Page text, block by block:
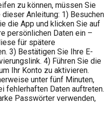
zu können, müssen Sie
Anleitung: 1) Besuchen
die App und klicken Sie auf
persönlichen Daten ein –
für spätere
3) Bestätigen Sie Ihre E-
4) Führen Sie die
Ihr Konto zu aktivieren.
unter fünf Minuten,
fehlerhaften Daten auftreten.
Passwörter verwenden,